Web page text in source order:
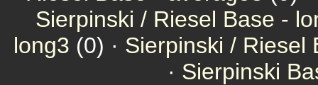
Sierpinski / Riesel Base -
long3 (0) · Sierpinski / Riesel
· Sierpinski